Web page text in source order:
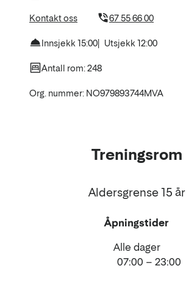
Kontakt oss 67 55 66 00
Innsjekk 15:00 Utsjekk 12:00
Antall rom: 248
Org. nummer: NO979893744MVA
Treningsrom
Aldersgrense 15 år
Åpningstider
Alle dager
07:00 – 23:00